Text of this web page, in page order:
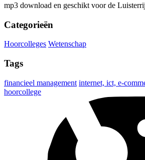
mp3 download en geschikt voor de
Categorieën
Hoorcolleges Wetenschap
Tags
financieel management internet, ict, e-
hoorcollege